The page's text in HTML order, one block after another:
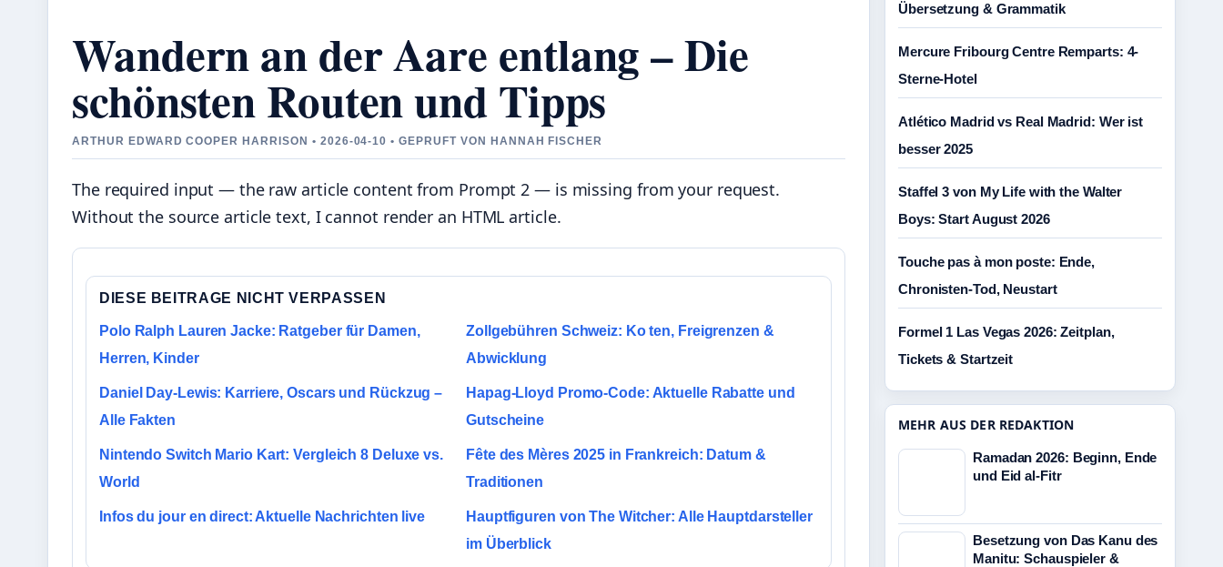
Wandern an der Aare entlang – Die
schönsten Routen und Tipps
ARTHUR EDWARD COOPER HARRISON • 2026-04-10 • GEPRUFT VON HANNAH FISCHER
The required input — the raw article content from Prompt 2 — is missing from your request.
Without the source article text, I cannot render an HTML article.
DIESE BEITRAGE NICHT VERPASSEN
Polo Ralph Lauren Jacke: Ratgeber für Damen,
Herren, Kinder
Zollgebühren Schweiz: Ko ten, Freigrenzen &
Abwicklung
Daniel Day-Lewis: Karriere, Oscars und Rückzug –
Alle Fakten
Hapag-Lloyd Promo-Code: Aktuelle Rabatte und
Gutscheine
Nintendo Switch Mario Kart: Vergleich 8 Deluxe vs.
World
Fête des Mères 2025 in Frankreich: Datum &
Traditionen
Infos du jour en direct: Aktuelle Nachrichten live
Hauptfiguren von The Witcher: Alle Hauptdarsteller
im Überblick
Übersetzung & Grammatik
Mercure Fribourg Centre Remparts: 4-
Sterne-Hotel
Atlético Madrid vs Real Madrid: Wer ist
besser 2025
Staffel 3 von My Life with the Walter
Boys: Start August 2026
Touche pas à mon poste: Ende,
Chronisten-Tod, Neustart
Formel 1 Las Vegas 2026: Zeitplan,
Tickets & Startzeit
MEHR AUS DER REDAKTION
Ramadan 2026: Beginn, Ende
und Eid al-Fitr
Besetzung von Das Kanu des
Manitu: Schauspieler &